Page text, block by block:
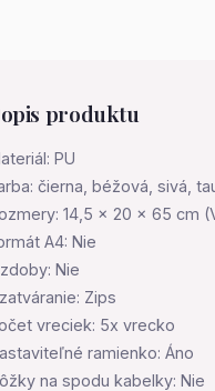
produktu
PU
čierna, béžová, sivá,
14,5 x 20 x 65 cm
A4: Nie
Nie
Zips
vreciek: 5x vrecko
ramienko: Áno
na spodu kabelky: Nie